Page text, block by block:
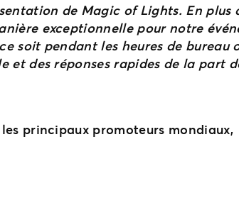
de Magic of Lights. En plus
exceptionnelle pour notre
soit pendant les heures de bureau
et des réponses rapides de la part
principaux promoteurs mondiaux,